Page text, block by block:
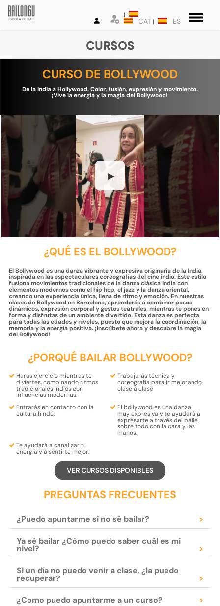
CAT ES
CURSOS
CURSO DE BOLLYWOOD
De la India a Hollywood. Color, fusión, expresión y movimiento.
¡Vive la energía y la magia del Bollywood!
▶
¿QUÉ ES EL BOLLYWOOD?
El Bollywood es una danza vibrante y expresiva originaria de la India,
inspirada en las espectaculares coreografías del cine indio. Este estilo
fusiona movimientos tradicionales de la danza clásica india con
elementos modernos como el hip hop, el jazz y la danza oriental,
creando una experiencia única, llena de ritmo y emoción. En nuestras
clases de Bollywood en Barcelona, ​​aprenderás a combinar pasos
dinámicos, expresión corporal y gestos teatrales, mientras te pones en
forma y disfrutas de un ambiente divertido. Esta danza es perfecta
para todas las edades y niveles, puesto que mejora la coordinación, la
memoria y la energía positiva. ¡Inscríbete ahora y descubre la magia
del Bollywood!
¿PORQUÉ BAILAR BOLLYWOOD?
Harásejercicio mientras te
diviertes, combinando ritmos
tradicionales indios con
influencias modernas.
Trabajarástécnica y
coreografía para ir mejorando
clase a clase
Entrarás en contacto con la
cultura hindú.
El bollywood es una danza
muy expresiva y te ayudará a
expresarte a través del baile,
sobre todo con la cara y las
manos.
Te ayudará a canalizar tu
energia y a sentirte mejor.
VER CURSOS DISPONIBLES
PREGUNTAS FRECUENTES
¿Puedo apuntarme si no sé bailar? >
Ya sé bailar ¿Cómo puedo saber cuál es mi
nivel? >
Si un día no puedo venir a clase, ¿la puedo
recuperar? >
¿Como puedo apuntarme a un curso? >